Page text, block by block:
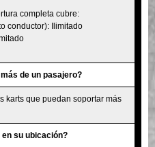
completa cubre:
conductor): Ilimitado
de un pasajero?
karts que puedan soportar más
su ubicación?